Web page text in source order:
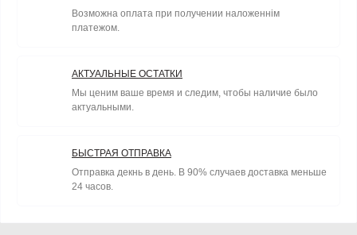
Возможна оплата при получении наложеннім
платежом.
АКТУАЛЬНЫЕ ОСТАТКИ
Мы ценим ваше время и следим, чтобы наличие было
актуальными.
БЫСТРАЯ ОТПРАВКА
Отправка декнь в день. В 90% случаев доставка меньше
24 часов.